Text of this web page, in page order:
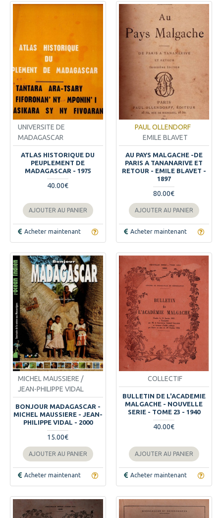
UNIVERSITE DE
MADAGASCAR
ATLAS HISTORIQUE DU
PEUPLEMENT DE
MADAGASCAR - 1975
40.00€
AJOUTER AU PANIER
Acheter maintenant
PAUL OLLENDORF
EMILE BLAVET
AU PAYS MALGACHE -DE
PARIS A TANANARIVE ET
RETOUR - EMILE BLAVET -
1897
80.00€
AJOUTER AU PANIER
Acheter maintenant
MICHEL MAUSSIERE /
JEAN-PHILIPPE VIDAL
BONJOUR MADAGASCAR -
MICHEL MAUSSIERE - JEAN-
PHILIPPE VIDAL - 2000
15.00€
AJOUTER AU PANIER
Acheter maintenant
COLLECTIF
BULLETIN DE L'ACADEMIE
MALGACHE - NOUVELLE
SERIE - TOME 23 - 1940
40.00€
AJOUTER AU PANIER
Acheter maintenant